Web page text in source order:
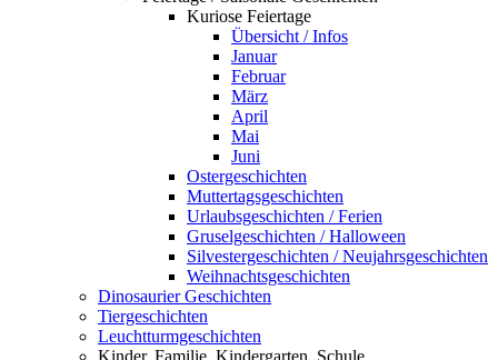
Kuriose Feiertage
Übersicht / Infos
Januar
Februar
März
April
Mai
Juni
Ostergeschichten
Muttertagsgeschichten
Urlaubsgeschichten / Ferien
Gruselgeschichten / Halloween
Silvestergeschichten / Neujahrsgeschichten
Weihnachtsgeschichten
Dinosaurier Geschichten
Tiergeschichten
Leuchtturmgeschichten
Kinder, Familie, Kindergarten, Schule